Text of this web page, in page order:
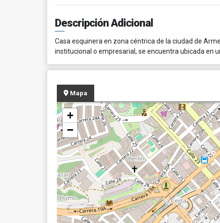
Descripción Adicional
Casa esquinera en zona céntrica de la ciudad de
institucional o empresarial, se encuentra ubicada en
Mapa
+
−